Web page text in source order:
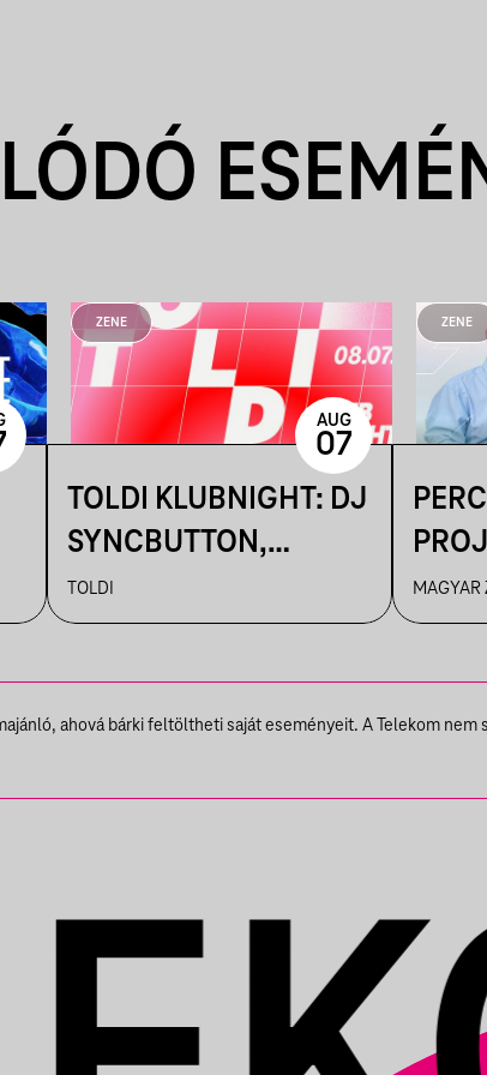
ZENE
TOLDI KLUBNIGHT: DJ
SYNCBUTTON,
BETTINA,
KALAMANKA
TOLDI
AUG
07
ZENE
MAGYAR
ahová bárki feltöltheti saját eseményeit. A Telekom